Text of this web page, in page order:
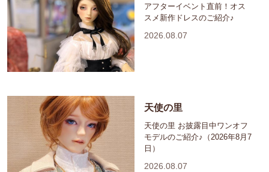
アフターイベント直前！オス
スメ新作ドレスのご紹介♪
2026.08.07
天使の里
天使の里 お披露目中ワンオフ
モデルのご紹介♪（2026年8月7
日）
2026.08.07